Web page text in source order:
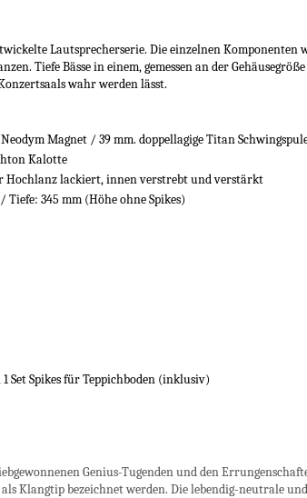
Lautsprecherserie. Die einzelnen
Tiefe Bässe in einem, gemessen an der
wahr werden lässt.
Magnet / 39 mm. doppellagige Titan
Kalotte
lackiert, innen verstrebt und verstärkt
mm (Höhe ohne Spikes)
für Teppichboden (inklusiv)
Genius-Tugenden und den
Klangtip bezeichnet werden. Die lebendig-neutrale